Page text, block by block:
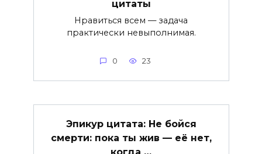
цитаты
Нравиться всем — задача
практически невыполнимая.
0 23
Эпикур цитата: Не бойся
смерти: пока ты жив — её нет,
когда …